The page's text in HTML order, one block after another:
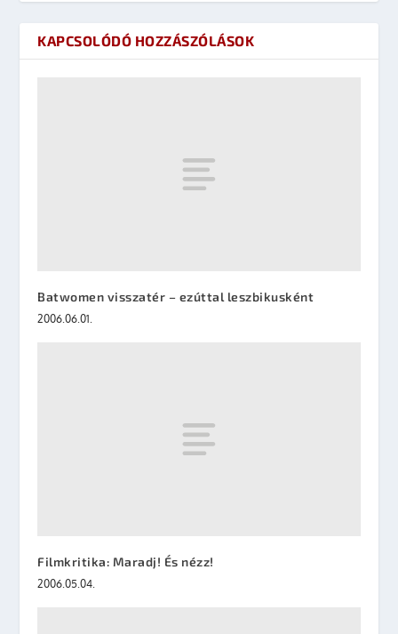
KAPCSOLÓDÓ HOZZÁSZÓLÁSOK
Batwomen visszatér – ezúttal leszbikusként
2006.06.01.
Filmkritika: Maradj! És nézz!
2006.05.04.